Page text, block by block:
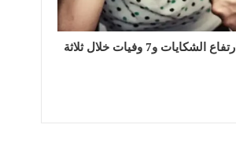
العنف الأسري بالبرتغال.. ارتفاع الشكايات و7 وفيات خلال ثلاثة